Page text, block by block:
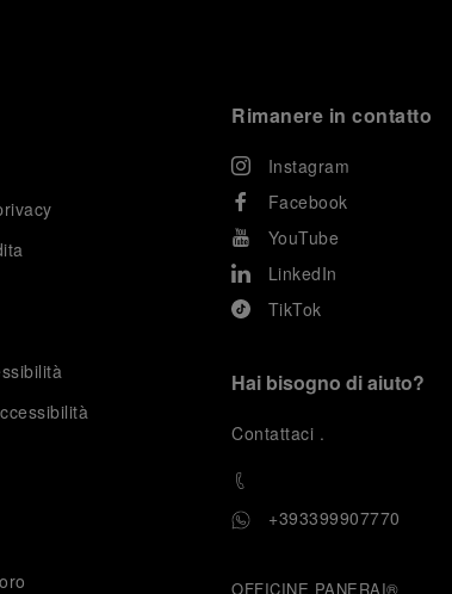
Rimanere in contatto
Instagram
Facebook
YouTube
LinkedIn
TikTok
Hai bisogno di aiuto?
Contattaci .
+393399907770
OFFICINE PANERAI®